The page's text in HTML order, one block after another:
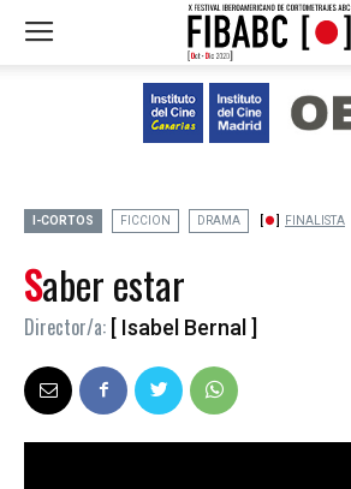
I-CORTOS FICCION DRAMA FINALISTA
Saber estar
Director/a: [ Isabel Bernal ]